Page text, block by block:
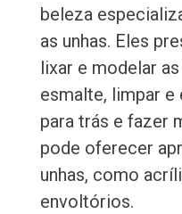
beleza
as unhas. Eles
lixar e modelar
esmalte, limpar e
para trás e fazer
pode oferecer
unhas, como
envoltórios.